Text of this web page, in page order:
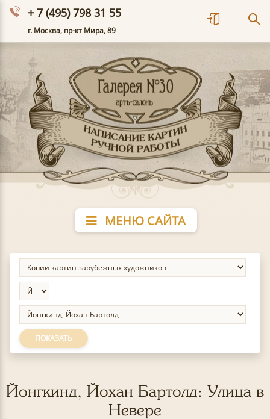
+ 7 (495) 798 31 55
г. Москва, пр-кт Мира, 89
МЕНЮ САЙТА
ПОКАЗАТЬ
Йонгкинд, Йохан Бартолд: Улица в
Невере